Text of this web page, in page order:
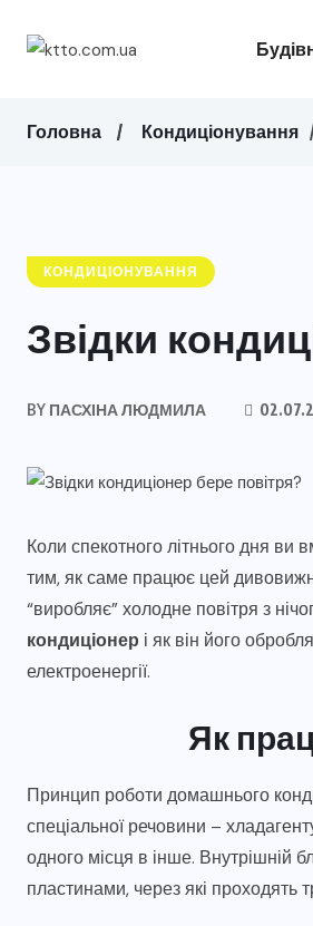
Головна Кондиціонування
КОНДИЦІОНУВАННЯ
Звідки
BY ПАСХІНА ЛЮДМИЛА
Коли спекотного літнього дня ви
тим, як саме працює цей
“виробляє” холодне повітря з
кондиціонер і як він його
електроенергії.
Як
Принцип роботи домашнього
спеціальної речовини –
одного місця в інше. Внутрішній
пластинами, через які проходять